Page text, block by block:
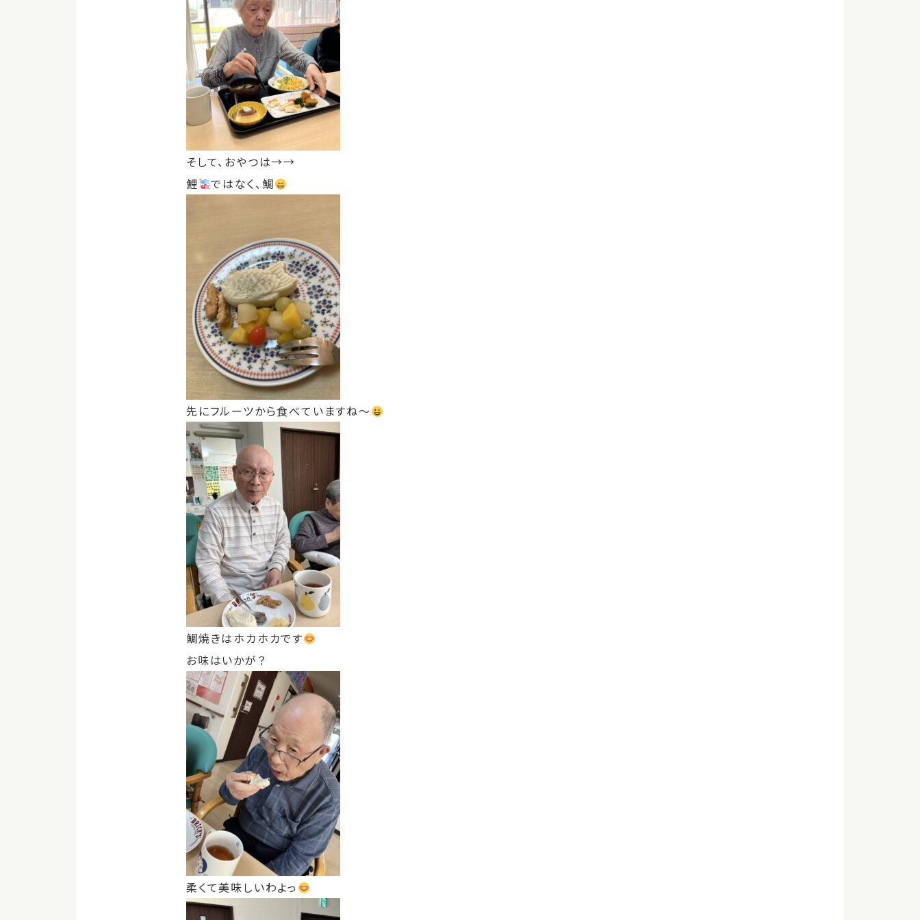
そして、おやつは→→
鯉
ではなく、鯛
先にフルーツから食べていますね〜
鯛焼きはホカホカです
お味はいかが？
柔くて美味しいわよっ